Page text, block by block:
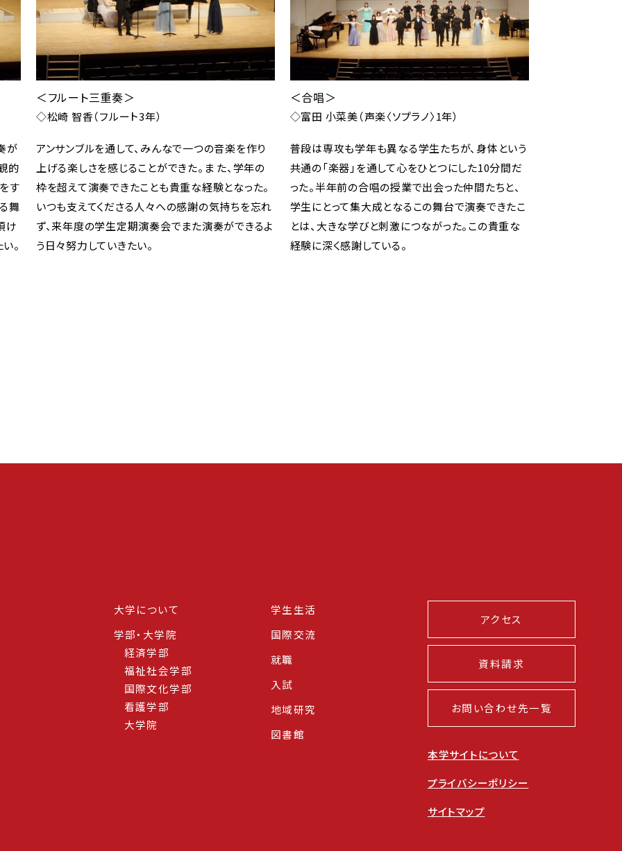
が
的
す
舞
け
。
＜フルート三重奏＞
◇松崎 智香（フルート3年）
アンサンブルを通して、みんなで一つの音楽を作り
上げる楽しさを感じることができた。ま た、学年の
枠を超えて演奏できたことも貴重な経験となった。
いつも支えてくださる人々への感謝の気持ちを忘れ
ず、来年度の学生定期演奏会でまた演奏ができるよ
う日々努力していきたい。
＜合唱＞
◇富田 小菜美（声楽〈ソプラノ〉1年）
普段は専攻も学年も異なる学生たちが、身体という
共通の「楽器」を通して心をひとつにした10分間だ
った。半年前の合唱の授業で出会った仲間たちと、
学生にとって集大成となるこの舞台で演奏できたこ
とは、大きな学びと刺激につながった。この貴重な
経験に深く感謝している。
大学について
学部・大学院
経済学部
福祉社会学部
国際文化学部
看護学部
大学院
学生生活
国際交流
就職
入試
地域研究
図書館
アクセス
資料請求
お問い合わせ先一覧
本学サイトについて
プライバシーポリシー
サイトマップ